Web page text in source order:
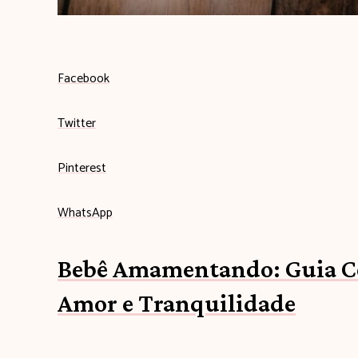
e
b
ê
o
Facebook
Twitter
Pinterest
WhatsApp
Bebê Amamentando: Guia
Amor e Tranquilidade